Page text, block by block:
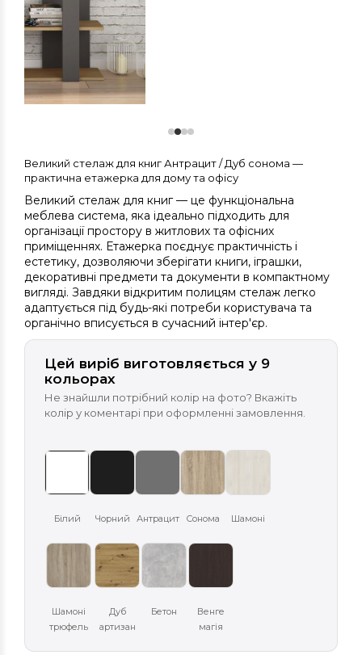
Великий стелаж для книг Антрацит / Дуб сонома —
практична етажерка для дому та офісу
Великий стелаж для книг — це функціональна
меблева система, яка ідеально підходить для
організації простору в житлових та офісних
приміщеннях. Етажерка поєднує практичність і
естетику, дозволяючи зберігати книги, іграшки,
декоративні предмети та документи в компактному
вигляді. Завдяки відкритим полицям стелаж легко
адаптується під будь-які потреби користувача та
органічно вписується в сучасний інтер'єр.
Цей виріб виготовляється у 9
кольорах
Не знайшли потрібний колір на фото? Вкажіть
колір у коментарі при оформленні замовлення.
Білий Чорний Антрацит Сонома Шамоні
Шамоні
трюфель
Дуб
артизан
Бетон
Венге
магія